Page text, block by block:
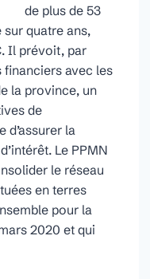
de plus de 53
quatre ans,
Il prévoit, par
financiers avec les
la province, un
de
la
Le PPMN
le réseau
en terres
pour la
2020 et qui